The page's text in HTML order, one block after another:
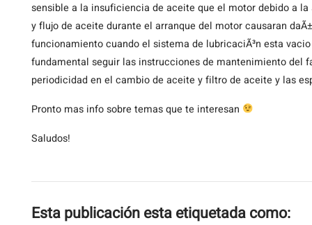
sensible a la insuficiencia de aceite que el motor debido a
y flujo de aceite durante el arranque del motor causaran
funcionamiento cuando el sistema de lubricaciÃ³n esta
fundamental seguir las instrucciones de mantenimiento del
periodicidad en el cambio de aceite y filtro de aceite y las
Pronto mas info sobre temas que te interesan
Saludos!
Esta publicación esta etiquetada como: